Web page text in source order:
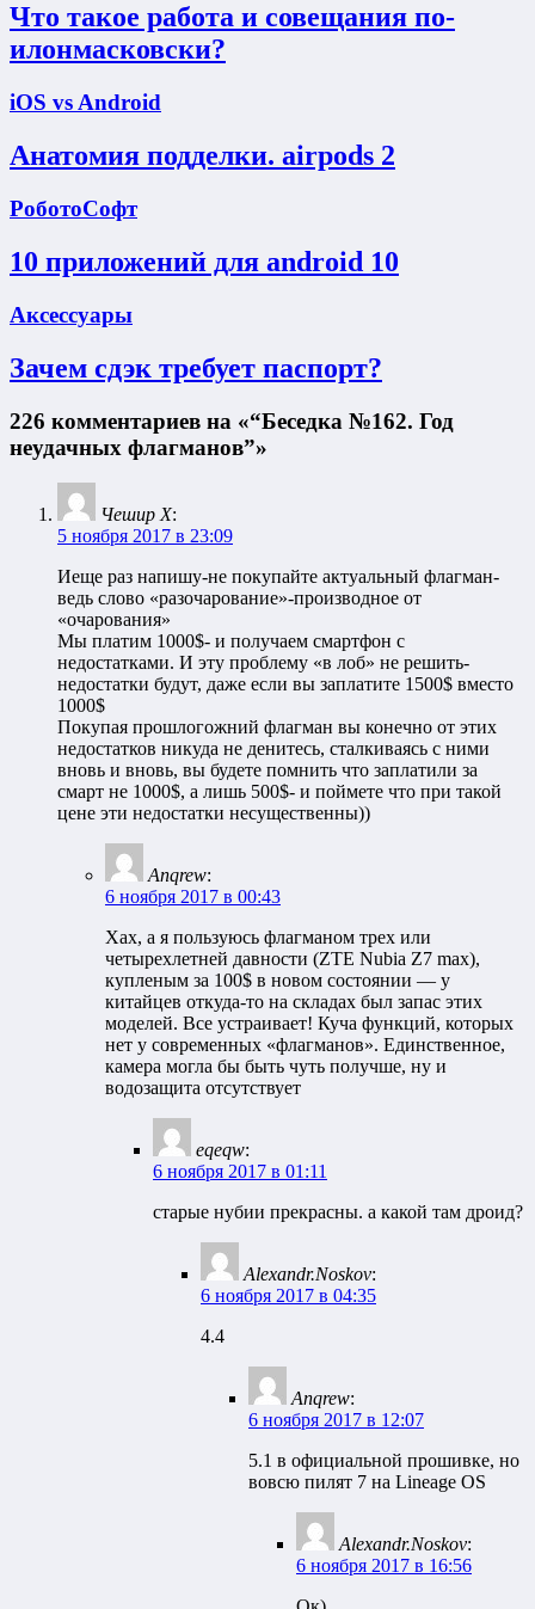
Что такое работа и совещания по-
илонмасковски?
iOS vs Android
Анатомия подделки. airpods 2
РоботоСофт
10 приложений для android 10
Аксессуары
Зачем сдэк требует паспорт?
226 комментариев на «“Беседка №162. Год
неудачных флагманов”»
Чешир Х:
5 ноября 2017 в 23:09
Иеще раз напишу-не покупайте актуальный флагман-
ведь слово «разочарование»-производное от
«очарования»
Мы платим 1000$- и получаем смартфон с
недостатками. И эту проблему «в лоб» не решить-
недостатки будут, даже если вы заплатите 1500$ вместо
1000$
Покупая прошлогожний флагман вы конечно от этих
недостатков никуда не денитесь, сталкиваясь с ними
вновь и вновь, вы будете помнить что заплатили за
смарт не 1000$, а лишь 500$- и поймете что при такой
цене эти недостатки несущественны))
Anqrew:
6 ноября 2017 в 00:43
Хах, а я пользуюсь флагманом трех или
четырехлетней давности (ZTE Nubia Z7 max),
купленым за 100$ в новом состоянии — у
китайцев откуда-то на складах был запас этих
моделей. Все устраивает! Куча функций, которых
нет у современных «флагманов». Единственное,
камера могла бы быть чуть получше, ну и
водозащита отсутствует
eqeqw:
6 ноября 2017 в 01:11
старые нубии прекрасны. а какой там дроид?
Alexandr.Noskov:
6 ноября 2017 в 04:35
4.4
Anqrew:
6 ноября 2017 в 12:07
5.1 в официальной прошивке, но
вовсю пилят 7 на Lineage OS
Alexandr.Noskov:
6 ноября 2017 в 16:56